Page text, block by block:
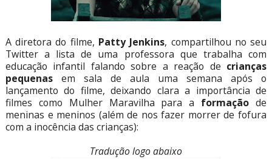
A diretora do filme, Patty Jenkins, compartilhou no seu
Twitter a lista de uma professora que trabalha com
educação infantil falando sobre a reação de crianças
pequenasem sala de aula uma semana após o
lançamento do filme, deixando clara a importância de
filmes como Mulher Maravilha para a formação de
meninas e meninos (além de nos fazer morrer de fofura
com a inocência das crianças):
Tradução logo abaixo